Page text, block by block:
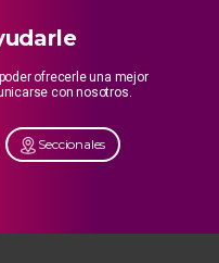
ofrecerle una mejor
con nosotros.
Seccionales